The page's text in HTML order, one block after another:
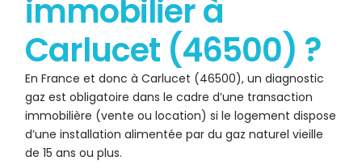
immobilier à
Carlucet (46500) ?
En France et donc à Carlucet (46500), un diagnostic
gaz est obligatoire dans le cadre d’une transaction
immobilière (vente ou location) si le logement dispose
d’une installation alimentée par du gaz naturel vieille
de 15 ans ou plus.